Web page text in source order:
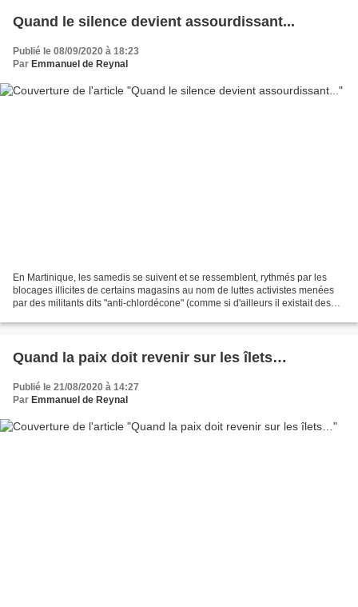
Quand le silence devient assourdissant...
Publié le 08/09/2020 à 18:23
Par Emmanuel de Reynal
En Martinique, les samedis se suivent et se ressemblent, rythmés par les
blocages illicites de certains magasins au nom de luttes activistes menées
par des militants dits "anti-chlordécone" (comme si d'ailleurs il existait des
Quand la paix doit revenir sur les îlets…
Publié le 21/08/2020 à 14:27
Par Emmanuel de Reynal